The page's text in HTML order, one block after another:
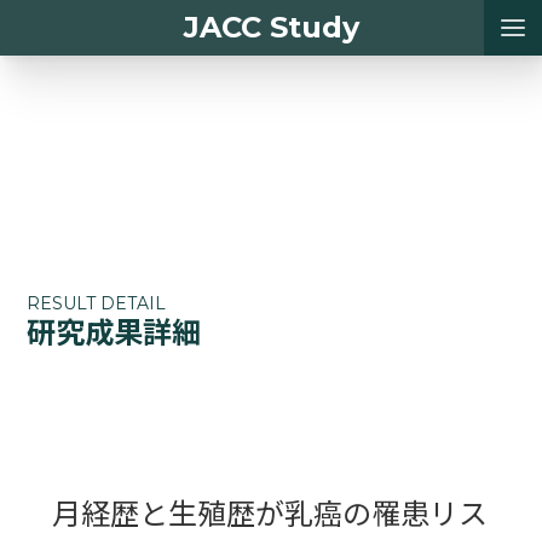
JACC Study
RESULT DETAIL
研究成果詳細
月経歴と生殖歴が乳癌の罹患リス